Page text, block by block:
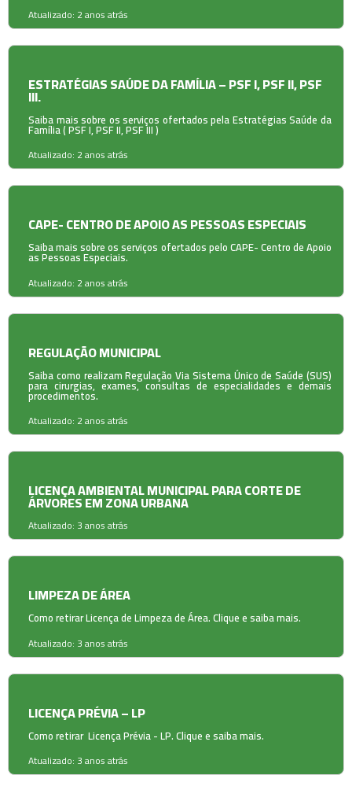
Atualizado: 2 anos atrás
ESTRATÉGIAS SAÚDE DA FAMÍLIA – PSF I, PSF II, PSF
III.
Saiba mais sobre os serviços ofertados pela Estratégias Saúde da
Família ( PSF I, PSF II, PSF III )
Atualizado: 2 anos atrás
CAPE- CENTRO DE APOIO AS PESSOAS ESPECIAIS
Saiba mais sobre os serviços ofertados pelo CAPE- Centro de Apoio
as Pessoas Especiais.
Atualizado: 2 anos atrás
REGULAÇÃO MUNICIPAL
Saiba como realizam Regulação Via Sistema Único de Saúde (SUS)
para cirurgias, exames, consultas de especialidades e demais
procedimentos.
Atualizado: 2 anos atrás
LICENÇA AMBIENTAL MUNICIPAL PARA CORTE DE
ÁRVORES EM ZONA URBANA
Atualizado: 3 anos atrás
LIMPEZA DE ÁREA
Como retirar Licença de Limpeza de Área. Clique e saiba mais.
Atualizado: 3 anos atrás
LICENÇA PRÉVIA – LP
Como retirar Licença Prévia - LP. Clique e saiba mais.
Atualizado: 3 anos atrás